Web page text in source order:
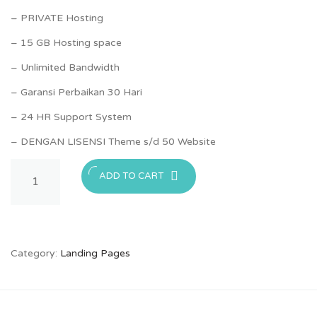
– PRIVATE Hosting
– 15 GB Hosting space
– Unlimited Bandwidth
– Garansi Perbaikan 30 Hari
– 24 HR Support System
– DENGAN LISENSI Theme s/d 50 Website
Page
ADD TO CART
Category: Landing Pages